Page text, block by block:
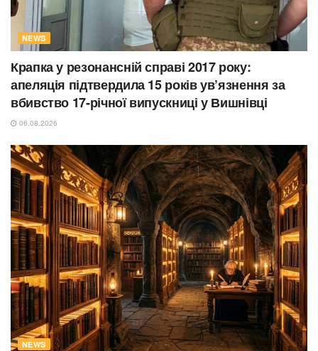
NEWS
Крапка у резонансній справі 2017 року:
апеляція підтвердила 15 років ув’язнення за
вбивство 17-річної випускниці у Вишнівці
06.08.2026
NEWS